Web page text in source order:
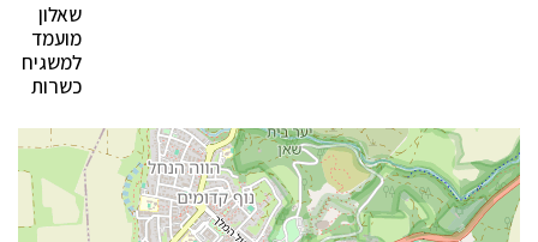
שאלון
מועמד
למשגיח
כשרות